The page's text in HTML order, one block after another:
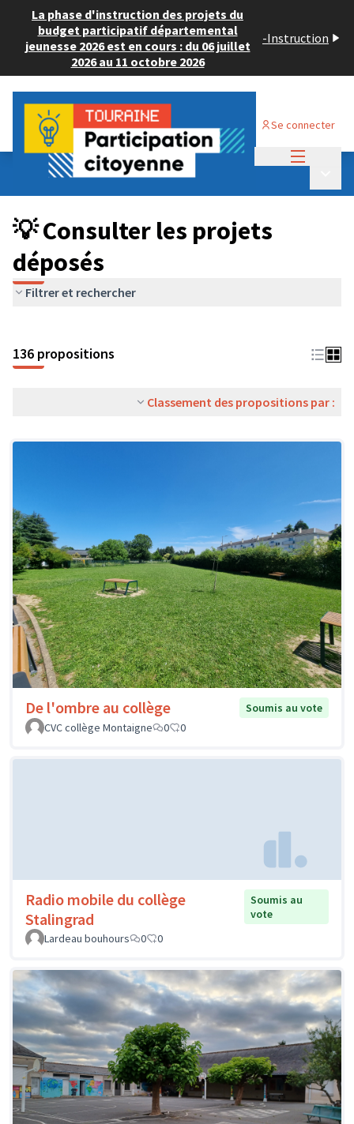
La phase d'instruction des projets du
budget participatif départemental
jeunesse 2026 est en cours : du 06 juillet
2026 au 11 octobre 2026
-Instruction
Se connecter
Budget Participatif JEUNESSE 2024
💡 Consulter les projets déposés
💡 Consulter les projets
déposés
Filtrer et rechercher
136 propositions
Classement des propositions par :
De l'ombre au collège
Soumis au vote
CVC collège Montaigne
0 0
Radio mobile du collège
Stalingrad
Soumis au
vote
Lardeau bouhours
0 0